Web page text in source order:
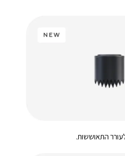
התאוששות.